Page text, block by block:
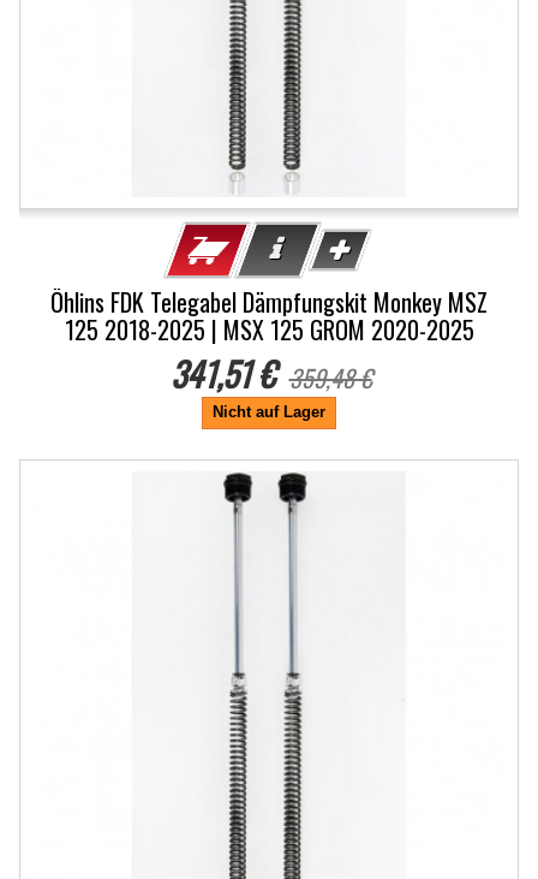
Öhlins FDK Telegabel Dämpfungskit Monkey MSZ
125 2018-2025 | MSX 125 GROM 2020-2025
341,51 € 359,48 €
Nicht auf Lager